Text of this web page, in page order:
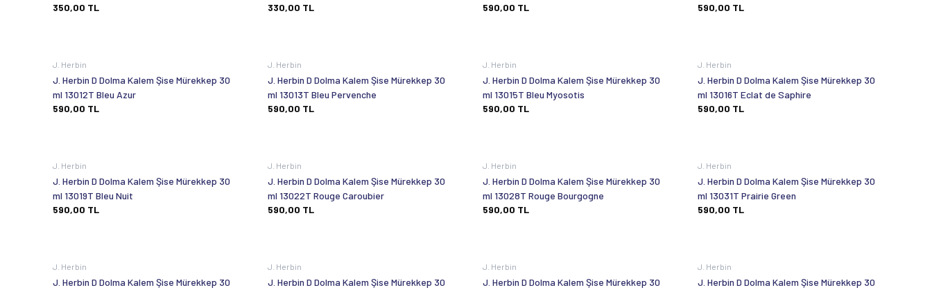
350,00 TL
330,00 TL
590,00 TL
590,00 TL
J. Herbin
J. Herbin D Dolma Kalem Şise Mürekkep 30
ml 13012T Bleu Azur
590,00 TL
J. Herbin
J. Herbin D Dolma Kalem Şise Mürekkep 30
ml 13013T Bleu Pervenche
590,00 TL
J. Herbin
J. Herbin D Dolma Kalem Şise Mürekkep 30
ml 13015T Bleu Myosotis
590,00 TL
J. Herbin
J. Herbin D Dolma Kalem Şise Mürekkep 30
ml 13016T Eclat de Saphire
590,00 TL
J. Herbin
J. Herbin D Dolma Kalem Şise Mürekkep 30
ml 13019T Bleu Nuit
590,00 TL
J. Herbin
J. Herbin D Dolma Kalem Şise Mürekkep 30
ml 13022T Rouge Caroubier
590,00 TL
J. Herbin
J. Herbin D Dolma Kalem Şise Mürekkep 30
ml 13028T Rouge Bourgogne
590,00 TL
J. Herbin
J. Herbin D Dolma Kalem Şise Mürekkep 30
ml 13031T Prairie Green
590,00 TL
J. Herbin
J. Herbin D Dolma Kalem Şise Mürekkep 30
J. Herbin
J. Herbin D Dolma Kalem Şise Mürekkep 30
J. Herbin
J. Herbin D Dolma Kalem Şise Mürekkep 30
J. Herbin
J. Herbin D Dolma Kalem Şise Mürekkep 30